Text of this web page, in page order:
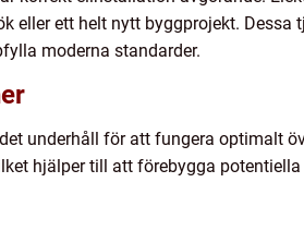
eller ett helt nytt byggprojekt.
moderna standarder.
underhåll för att fungera optimalt
hjälper till att förebygga